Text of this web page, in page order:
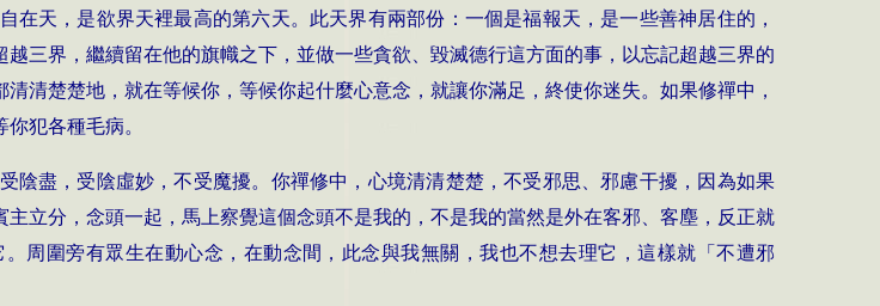
在天，是欲界天裡最高的第六天。此天界有兩部份：一個是福報天，是一些善神居住的，
三界，繼續留在他的旗幟之下，並做一些貪欲、毀滅德行這方面的事，以忘記超越三界的
清楚楚地，就在等候你，等候你起什麼心意念，就讓你滿足，終使你迷失。如果修禪中，
犯各種毛病。
陰盡，受陰虛妙，不受魔擾。你禪修中，心境清清楚楚，不受邪思、邪慮干擾，因為如果
立分，念頭一起，馬上察覺這個念頭不是我的，不是我的當然是外在客邪、客塵，反正就
周圍旁有眾生在動心念，在動念間，此念與我無關，我也不想去理它，這樣就「不遭邪